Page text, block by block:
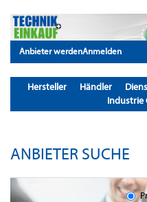
Anbieter werdenAnmelden
Hersteller Händler
Industrie
ANBIETER SUCHE